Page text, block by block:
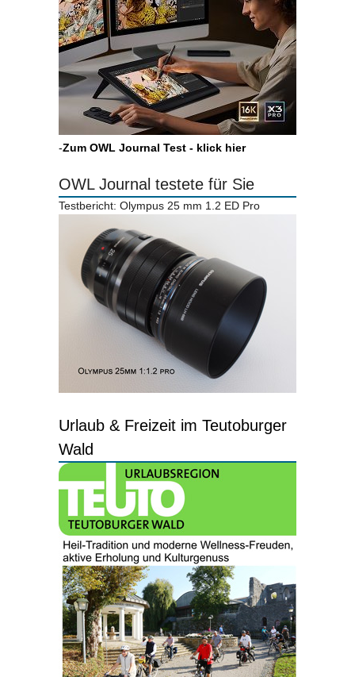
-Zum OWL Journal Test - klick hier
OWL Journal testete für Sie
Testbericht: Olympus 25 mm 1.2 ED Pro
Urlaub & Freizeit im Teutoburger
Wald